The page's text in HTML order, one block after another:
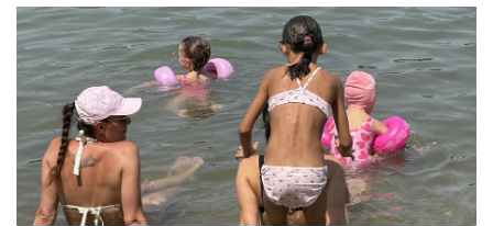
POVUKAO JE ZA VRATTinejdžer
(19) otimao lančiće po Novom Sadu,
a onda je usledio ŠOK